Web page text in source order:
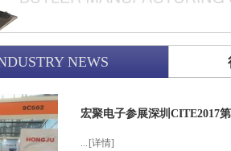
NEWS
宏聚电子参展深圳CITE2017
... [详情]